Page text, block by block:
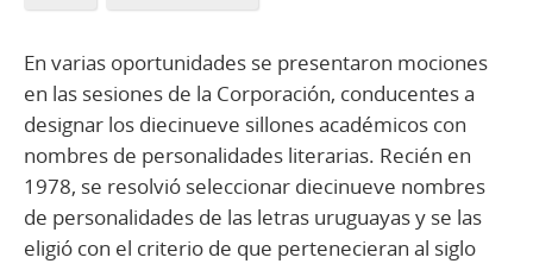
En varias oportunidades se presentaron mociones
en las sesiones de la Corporación, conducentes a
designar los diecinueve sillones académicos con
nombres de personalidades literarias. Recién en
1978, se resolvió seleccionar diecinueve nombres
de personalidades de las letras uruguayas y se las
eligió con el criterio de que pertenecieran al siglo